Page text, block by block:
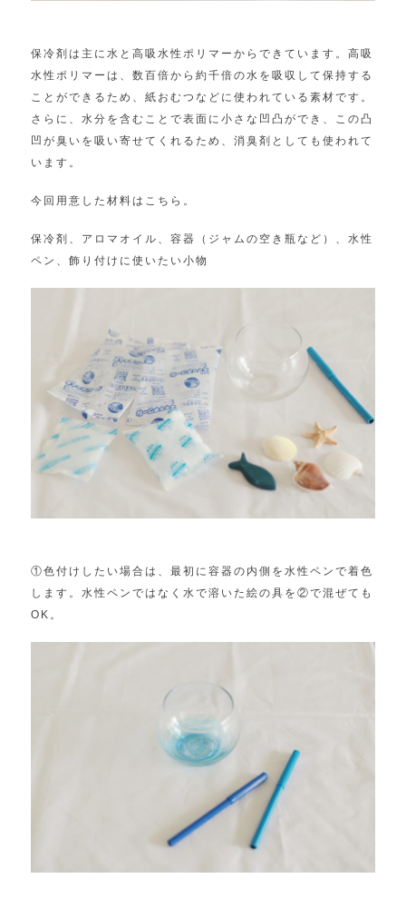
保冷剤は主に水と高吸水性ポリマーからできています。 高吸
水性ポリマーは、 数百倍から約千倍の水を吸収して保持する
ことができるため、 紙おむつなどに使われている素材です。
さらに、 水分を含むことで表面に小さな凹凸ができ、
この凸
凹が臭いを吸い寄せてくれるため、 消臭剤としても使われて
います。
今回用意した材料はこちら。
保冷剤、アロマオイル、容器（ジャムの空き瓶など）、水性
ペン、飾り付けに使いたい小物
①色付けしたい場合は、 最初に容器の内側を水性ペンで着色
します。水性ペンではなく水で溶いた絵の具を②で混ぜても
OK。